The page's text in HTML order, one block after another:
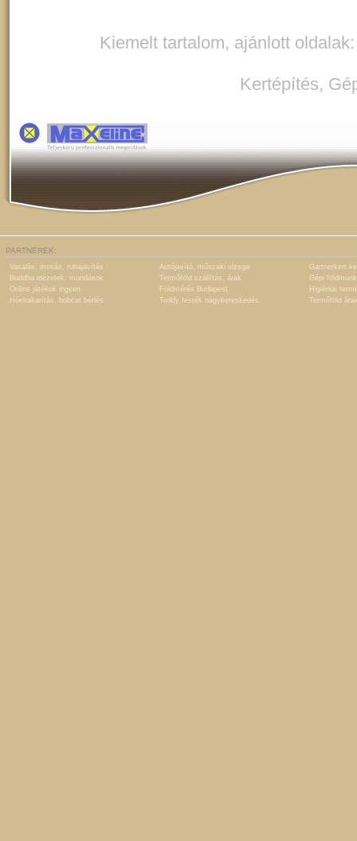
Kiemelt tartalom, ajánlott
Kertépítés,
PARTNEREK:
Vasalás, mosás, ruhajavítás Autójavító, műszaki vizsga
Gartnerkert
Buddha idézetek, mondások
Termőföld szállítás, árak
Gépi
Online játékok ingyen
Földmérés Budapest
Higiéniai
Hóeltakarítás, bobcat bérlés
Teddy festék nagykereskedés Termőföld